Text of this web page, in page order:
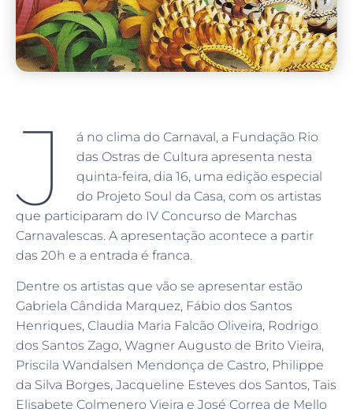
J
á no clima do Carnaval, a Fundação Rio
das Ostras de Cultura apresenta nesta
quinta-feira, dia 16, uma edição especial
do Projeto Soul da Casa, com os artistas
que participaram do IV Concurso de Marchas
Carnavalescas. A apresentação acontece a partir
das 20h e a entrada é franca.
Dentre os artistas que vão se apresentar estão
Gabriela Cândida Marquez, Fábio dos Santos
Henriques, Claudia Maria Falcão Oliveira, Rodrigo
dos Santos Zago, Wagner Augusto de Brito Vieira,
Priscila Wandalsen Mendonça de Castro, Philippe
da Silva Borges, Jacqueline Esteves dos Santos, Tais
Elisabete Colmenero Vieira e José Correa de Mello